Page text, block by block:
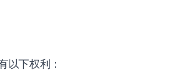
以下权利：